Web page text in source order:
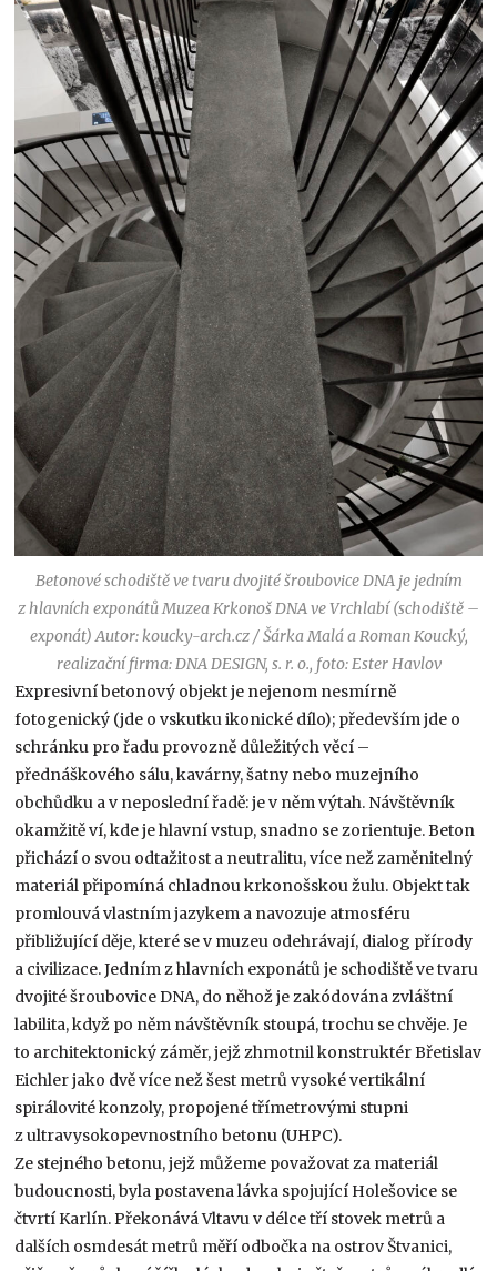
Betonové schodiště ve tvaru dvojité šroubovice DNA je jedním
z hlavních exponátů Muzea Krkonoš DNA ve Vrchlabí (schodiště –
exponát) Autor: koucky-arch.cz / Šárka Malá a Roman Koucký,
realizační firma: DNA DESIGN, s. r. o., foto: Ester Havlov
Expresivní betonový objekt je nejenom nesmírně
fotogenický (jde o vskutku ikonické dílo); především jde o
schránku pro řadu provozně důležitých věcí –
přednáškového sálu, kavárny, šatny nebo muzejního
obchůdku a v neposlední řadě: je v něm výtah. Návštěvník
okamžitě ví, kde je hlavní vstup, snadno se zorientuje. Beton
přichází o svou odtažitost a neutralitu, více než zaměnitelný
materiál připomíná chladnou krkonošskou žulu. Objekt tak
promlouvá vlastním jazykem a navozuje atmosféru
přibližující děje, které se v muzeu odehrávají, dialog přírody
a civilizace. Jedním z hlavních exponátů je schodiště ve tvaru
dvojité šroubovice DNA, do něhož je zakódována zvláštní
labilita, když po něm návštěvník stoupá, trochu se chvěje. Je
to architektonický záměr, jejž zhmotnil konstruktér Břetislav
Eichler jako dvě více než šest metrů vysoké vertikální
spirálovité konzoly, propojené třímetrovými stupni
z ultravysokopevnostního betonu (UHPC).
Ze stejného betonu, jejž můžeme považovat za materiál
budoucnosti, byla postavena lávka spojující Holešovice se
čtvrtí Karlín. Překonává Vltavu v délce tří stovek metrů a
dalších osmdesát metrů měří odbočka na ostrov Štvanici,